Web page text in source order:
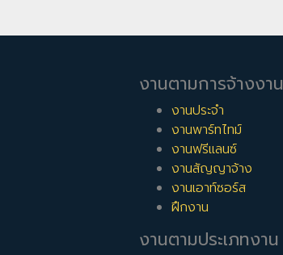
งานตามการจ้างงาน
งานประจำ
งานพาร์ทไทม์
งานฟรีแลนซ์
งานสัญญาจ้าง
งานเอาท์ซอร์ส
ฝึกงาน
งานตามประเภทงาน